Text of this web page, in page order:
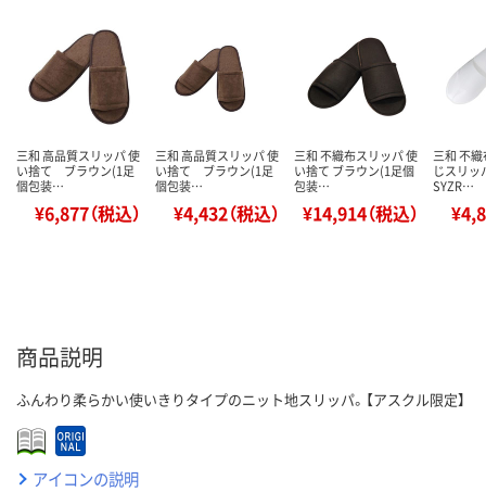
三和 高品質スリッパ 使
い捨て ブラウン(1足
個包装…
¥6,877（税込）
三和 高品質スリッパ 使
い捨て ブラウン(1足
個包装…
¥4,432（税込）
三和 不織布スリッパ 使
い捨て ブラウン(1足個
包装…
¥14,914（税込）
三和 不
じスリッ
SYZR…
商品説明
ふんわり柔らかい使いきりタイプのニット地スリッパ。【アスクル限定】
アイコンの説明